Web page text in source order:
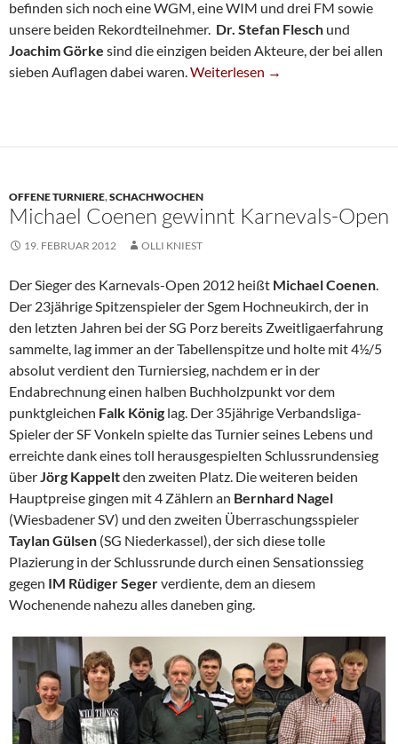
befinden sich noch eine WGM, eine WIM und drei FM sowie
unsere beiden Rekordteilnehmer. Dr. Stefan Flesch und
Joachim Görke sind die einzigen beiden Akteure, der bei allen
sieben Auflagen dabei waren.VII. Solinger Karnevals-Open
Weiterlesen →
OFFENE TURNIERE,SCHACHWOCHEN
Michael Coenen gewinnt Karnevals-Open
19. FEBRUAR 2012 OLLI KNIEST
Der Sieger des Karnevals-Open 2012 heißt Michael Coenen.
Der 23jährige Spitzenspieler der Sgem Hochneukirch, der in
den letzten Jahren bei der SG Porz bereits Zweitligaerfahrung
sammelte, lag immer an der Tabellenspitze und holte mit 4½/5
absolut verdient den Turniersieg, nachdem er in der
Endabrechnung einen halben Buchholzpunkt vor dem
punktgleichen Falk König lag. Der 35jährige Verbandsliga-
Spieler der SF Vonkeln spielte das Turnier seines Lebens und
erreichte dank eines toll herausgespielten Schlussrundensieg
überJörg Kappeltden zweiten Platz. Die weiteren beiden
Hauptpreise gingen mit 4 Zählern an Bernhard Nagel
(Wiesbadener SV) und den zweiten Überraschungsspieler
Taylan Gülsen (SG Niederkassel), der sich diese tolle
Plazierung in der Schlussrunde durch einen Sensationssieg
gegen IM Rüdiger Segerverdiente, dem an diesem
Wochenende nahezu alles daneben ging.